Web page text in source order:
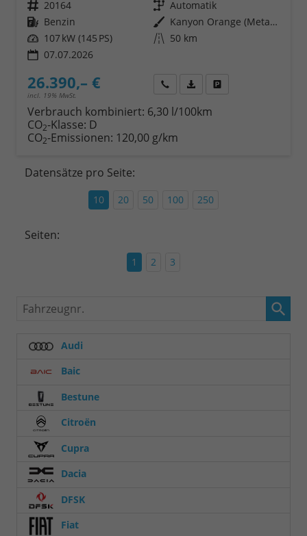
Fahrzeugnr. 20164 Getriebe Automatik
Kraftstoff Benzin Außenfarbe
Kanyon Orange (Metallic)
Leistung 107 kW (145 PS) Kilometerstand 50 km
07.07.2026
26.390,– €
incl. 19% MwSt.
Wir rufen Sie anFahrzeugexposé (PDF)
Verbrauch kombiniert: 6,30 l/100km
CO2-Klasse: D
CO2-Emissionen: 120,00 g/km
Datensätze pro Seite:
10 20 50 100 250
Seiten:
1 2 3
Fahrzeugnr.
Audi
Baic
Bestune
Citroën
Cupra
Dacia
DFSK
Fiat